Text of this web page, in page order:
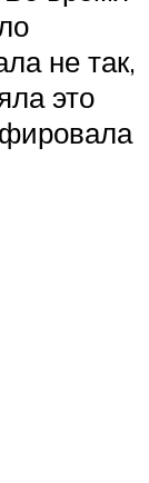
не так,
это